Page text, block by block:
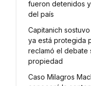
fueron detenidos
del país
Capitanich
ya está protegida
reclamó el debate
propiedad
Caso Milagros